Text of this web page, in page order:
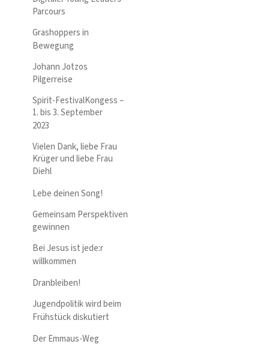
Parcours
Grashoppers in
Bewegung
Johann Jotzos
Pilgerreise
Spirit-FestivalKongess –
1. bis 3. September
2023
Vielen Dank, liebe Frau
Krüger und liebe Frau
Diehl
Lebe deinen Song!
Gemeinsam Perspektiven
gewinnen
Bei Jesus ist jede:r
willkommen
Dranbleiben!
Jugendpolitik wird beim
Frühstück diskutiert
Der Emmaus-Weg